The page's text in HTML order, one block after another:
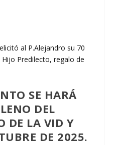
al P.Alejandro su 70
Predilecto, regalo de
SE HARÁ
DEL
DE LA VID Y
DE 2025.